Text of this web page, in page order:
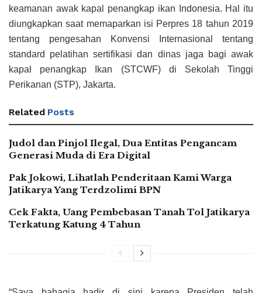
keamanan awak kapal penangkap ikan Indonesia. Hal itu
diungkapkan saat memaparkan isi Perpres 18 tahun 2019
tentang pengesahan Konvensi Internasional tentang
standard pelatihan sertifikasi dan dinas jaga bagi awak
kapal penangkap Ikan (STCWF) di Sekolah Tinggi
Perikanan (STP), Jakarta.
Related Posts
Judol dan Pinjol Ilegal, Dua Entitas Pengancam
Generasi Muda di Era Digital
Pak Jokowi, Lihatlah Penderitaan Kami Warga
Jatikarya Yang Terdzolimi BPN
Cek Fakta, Uang Pembebasan Tanah Tol Jatikarya
Terkatung Katung 4 Tahun